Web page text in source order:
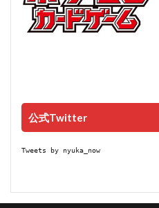
公式Twitter
Tweets by nyuka_now